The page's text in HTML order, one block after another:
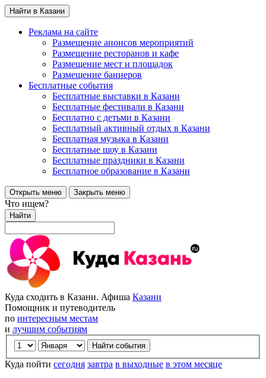
Найти в Казани
Реклама на сайте
Размещение анонсов мероприятий
Размещение ресторанов и кафе
Размещение мест и площадок
Размещение баннеров
Бесплатные события
Бесплатные выставки в Казани
Бесплатные фестивали в Казани
Бесплатно с детьми в Казани
Бесплатный активный отдых в Казани
Бесплатная музыка в Казани
Бесплатные шоу в Казани
Бесплатные праздники в Казани
Бесплатное образование в Казани
Открыть меню Закрыть меню
Что ищем?
Найти
Куда сходить в Казани. Афиша Казани
Помощник и путеводитель
по интересным местам
и лучшим событиям
Куда пойти сегодня завтра в выходные в этом месяце